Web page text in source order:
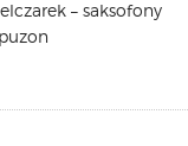
– saksofony